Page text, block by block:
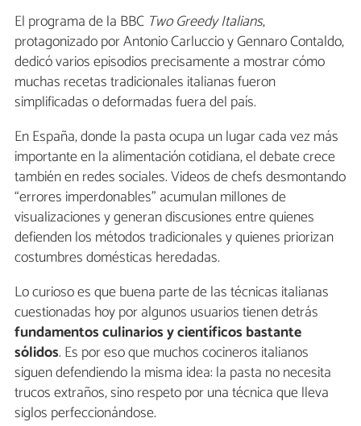
El programa de la BBC Two Greedy Italians,
protagonizado por Antonio Carluccio y Gennaro Contaldo,
dedicó varios episodios precisamente a mostrar cómo
muchas recetas tradicionales italianas fueron
simplificadas o deformadas fuera del país.
En España, donde la pasta ocupa un lugar cada vez más
importante en la alimentación cotidiana, el debate crece
también en redes sociales. Videos de chefs desmontando
“errores imperdonables” acumulan millones de
visualizaciones y generan discusiones entre quienes
defienden los métodos tradicionales y quienes priorizan
costumbres domésticas heredadas.
Lo curioso es que buena parte de las técnicas italianas
cuestionadas hoy por algunos usuarios tienen detrás
fundamentos culinarios y científicos bastante
sólidos. Es por eso que muchos cocineros italianos
siguen defendiendo la misma idea: la pasta no necesita
trucos extraños, sino respeto por una técnica que lleva
siglos perfeccionándose.